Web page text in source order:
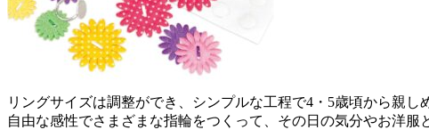
リングサイズは調整ができ、シンプルな工程で4・5歳頃から親し
自由な感性でさまざまな指輪をつくって、その日の気分やお洋服